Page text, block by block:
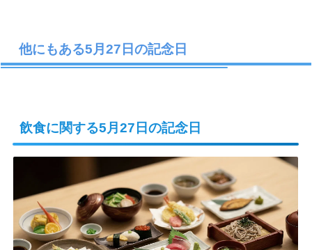
他にもある5月27日の記念日
飲食に関する5月27日の記念日